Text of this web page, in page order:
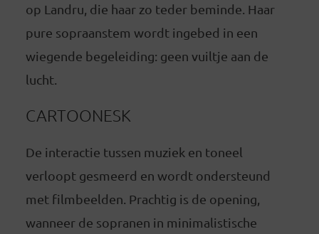
op Landru, die haar zo teder beminde. Haar
pure sopraanstem wordt ingebed in een
wiegende begeleiding: geen vuiltje aan de
lucht.
CARTOONESK
De interactie tussen muziek en toneel
verloopt gesmeerd en wordt ondersteund
met filmbeelden. Prachtig is de opening,
wanneer de sopranen in minimalistische